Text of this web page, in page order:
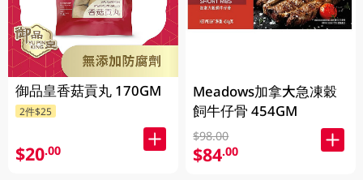
御品皇香菇貢丸 170GM
2件$25
$20.00
Meadows加拿大急凍穀
飼牛仔骨 454GM
$98.00
$84.00